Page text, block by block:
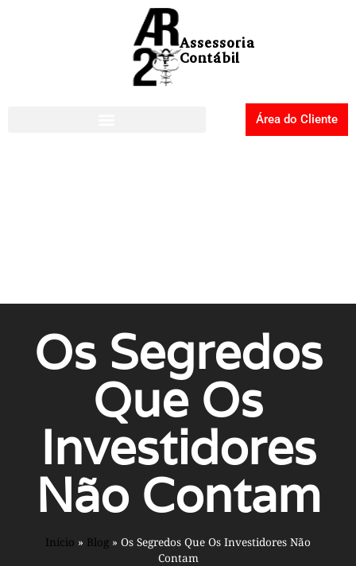
Área do Cliente
Os Segredos
Que Os
Investidores
Não Contam
Início » Blog » Os Segredos Que Os Investidores Não
Contam